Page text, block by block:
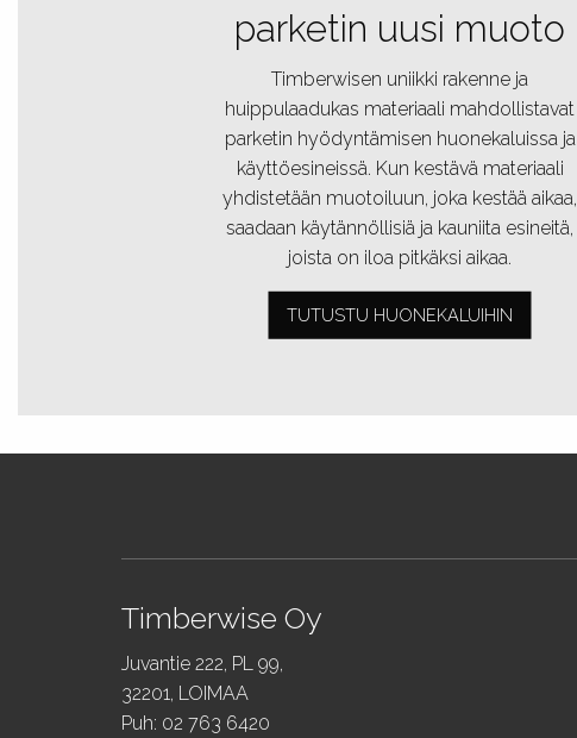
parketin uusi muoto
Timberwisen uniikki rakenne ja
huippulaadukas materiaali mahdollistavat
parketin hyödyntämisen huonekaluissa ja
käyttöesineissä. Kun kestävä materiaali
yhdistetään muotoiluun, joka kestää aikaa,
saadaan käytännöllisiä ja kauniita esineitä,
joista on iloa pitkäksi aikaa.
TUTUSTU HUONEKALUIHIN
Timberwise Oy
Juvantie 222, PL 99,
32201, LOIMAA
Puh: 02 763 6420